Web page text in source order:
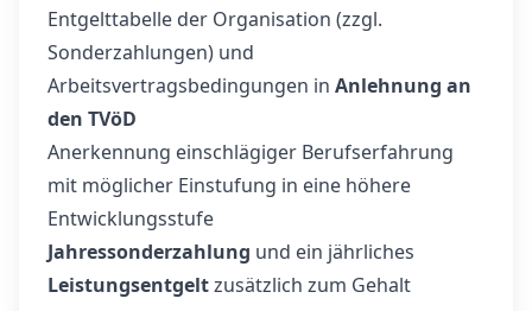
Entgelttabelle der Organisation (zzgl.
Sonderzahlungen) und
Arbeitsvertragsbedingungen in Anlehnung an
den TVöD
Anerkennung einschlägiger Berufserfahrung
mit möglicher Einstufung in eine höhere
Entwicklungsstufe
Jahressonderzahlung und ein jährliches
Leistungsentgeltzusätzlich zum Gehalt